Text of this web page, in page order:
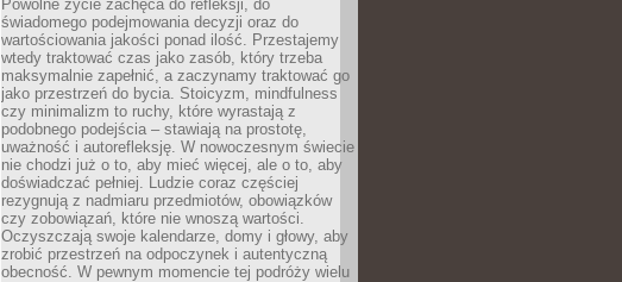
Powolne życie zachęca do refleksji, do
świadomego podejmowania decyzji oraz do
wartościowania jakości ponad ilość. Przestajemy
wtedy traktować czas jako zasób, który trzeba
maksymalnie zapełnić, a zaczynamy traktować go
jako przestrzeń do bycia. Stoicyzm, mindfulness
czy minimalizm to ruchy, które wyrastają z
podobnego podejścia – stawiają na prostotę,
uważność i autorefleksję. W nowoczesnym świecie
nie chodzi już o to, aby mieć więcej, ale o to, aby
doświadczać pełniej. Ludzie coraz częściej
rezygnują z nadmiaru przedmiotów, obowiązków
czy zobowiązań, które nie wnoszą wartości.
Oczyszczają swoje kalendarze, domy i głowy, aby
zrobić przestrzeń na odpoczynek i autentyczną
obecność. W pewnym momencie tej podróży wielu